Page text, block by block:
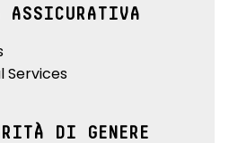
ASSICURATIVA
Services
DI GENERE